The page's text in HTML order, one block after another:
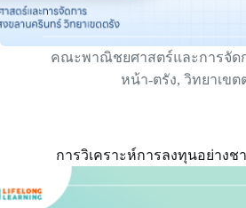
คณะพาณิชยศาสตร์และการจัด
หน้า-ตรัง,วิทยาเขต
การวิเคราะห์การลงทุนอย่าง